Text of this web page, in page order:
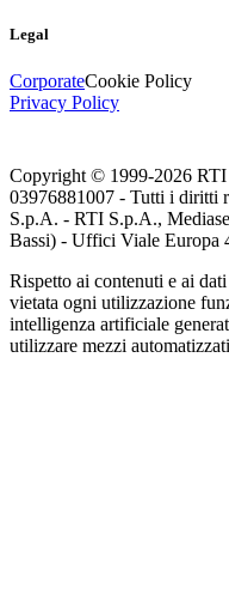
Legal
CorporateCookie Policy
Privacy Policy
Copyright © 1999-2026 RTI
03976881007 - Tutti i diritti
S.p.A. - RTI S.p.A.,
Bassi) - Uffici Viale Europa
Rispetto ai contenuti e ai
vietata ogni utilizzazione
intelligenza artificiale
utilizzare mezzi